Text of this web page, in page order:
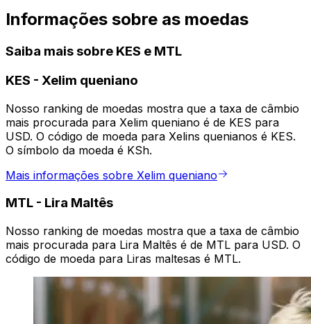
Informações sobre as moedas
Saiba mais sobre KES e MTL
KES - Xelim queniano
Nosso ranking de moedas mostra que a taxa de câmbio
mais procurada para Xelim queniano é de KES para
USD. O código de moeda para Xelins quenianos é KES.
O símbolo da moeda é KSh.
Mais informações sobre Xelim queniano
MTL - Lira Maltês
Nosso ranking de moedas mostra que a taxa de câmbio
mais procurada para Lira Maltês é de MTL para USD. O
código de moeda para Liras maltesas é MTL.